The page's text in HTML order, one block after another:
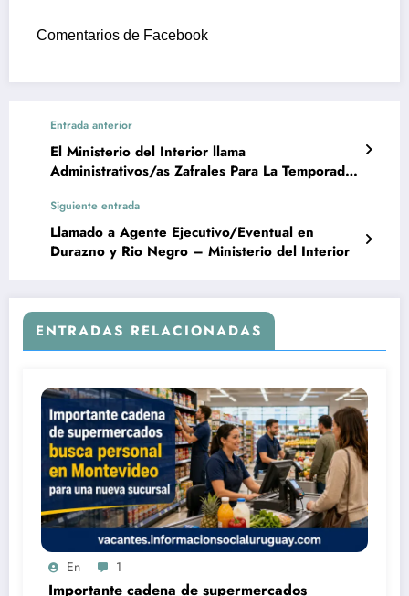
Comentarios de Facebook
Entrada anterior
El Ministerio del Interior llama
Administrativos/as Zafrales Para La Temporada
Siguiente entrada
Llamado a Agente Ejecutivo/Eventual en
Durazno y Rio Negro – Ministerio del Interior
ENTRADAS RELACIONADAS
En 1
Importante cadena de supermercados